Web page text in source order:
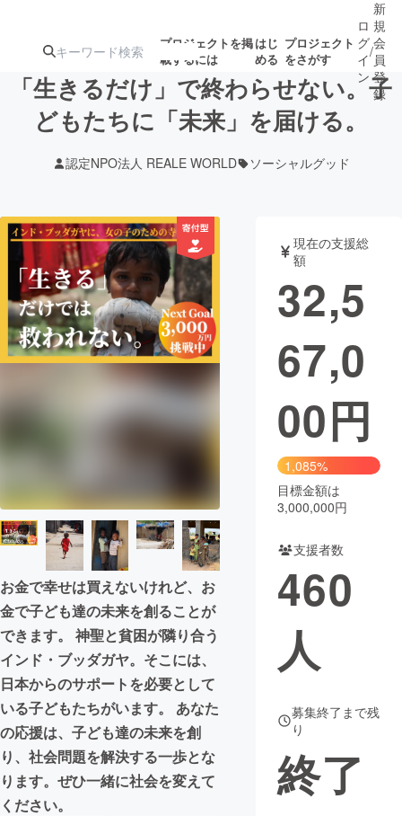
プロジェクトを掲
載するには
はじ
める
プロジェクト
をさがす
注目のリ
ターン
ジェクト
ロジェクト
されます
アート・写真 音楽
テクノロジー・ガジェット ゲーム・
映像・映画
ビジネス・起業 チャレンジ
まちづくり・地域活性化
CAMPFIRE for Social Good
CAMPFIRE Creation
CAMPFIREふるさと納税machi-ya コミュニティ
ロ
グ
イ
ン
/
新
規
会
員
登
録
「生きるだけ」で終わらせない。子
どもたちに「未来」を届ける。
認定NPO法人 REALE WORLD ソーシャルグッド
お金で幸せは買えないけれど、お
金で子ども達の未来を創ることが
できます。 神聖と貧困が隣り合う
インド・ブッダガヤ。そこには、
日本からのサポートを必要として
いる子どもたちがいます。 あなた
の応援は、子ども達の未来を創
り、社会問題を解決する一歩とな
ります。ぜひ一緒に社会を変えて
ください。
現在の支援総
額
32,5
67,0
00円
1,085%
目標金額は
3,000,000円
支援者数
460
人
募集終了まで残
り
終了